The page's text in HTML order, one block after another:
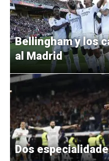
Bellingham y los
al Madrid
Dos